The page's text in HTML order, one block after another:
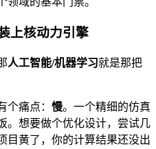
上核动力引擎
人工智能/机器学习就是那把
个痛点： 慢。一个精细的仿真
。想要做个优化设计，尝试几
目黄了，你的计算结果还没出